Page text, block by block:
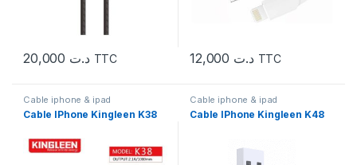
د.ت TTC د.ت TTC
Cable iphone & ipad
Cable IPhone Kingleen K38
Cable iphone & ipad
Cable IPhone Kingleen K48